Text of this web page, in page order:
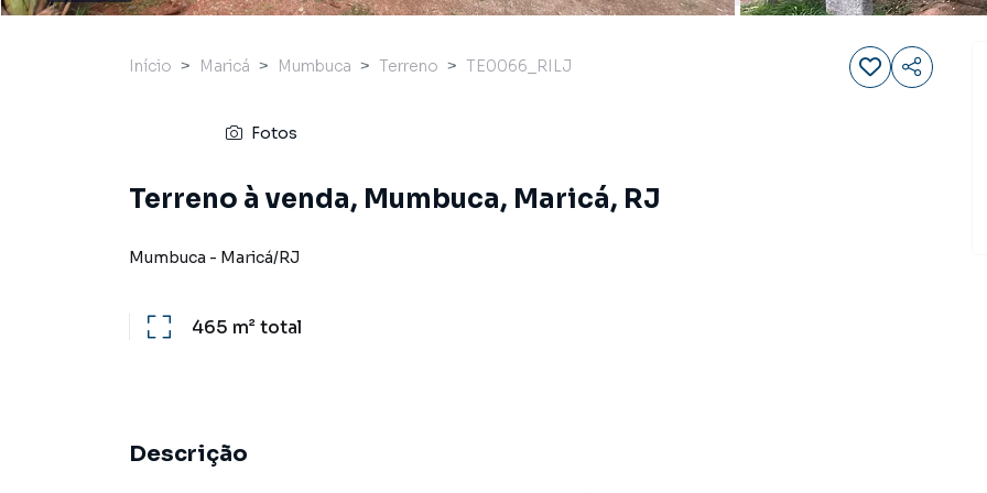
Início Maricá Mumbuca Terreno TE0066_RILJ
Fotos
Terreno à venda, Mumbuca, Maricá, RJ
Mumbuca - Maricá/RJ
465 m²total
Descrição